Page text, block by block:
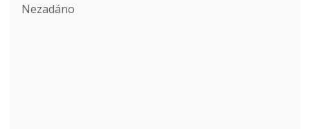
Nezadáno